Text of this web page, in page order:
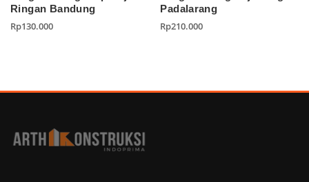
Ringan Bandung
Rp130.000
Padalarang
Rp210.000